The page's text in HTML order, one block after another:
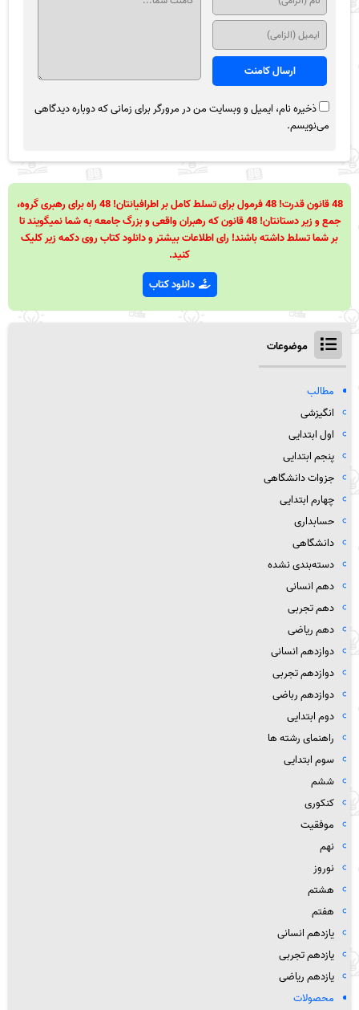
ذخیره نام، ایمیل و وبسایت من در مرورگر برای زمانی که دوباره دیدگاهی
می‌نویسم.
48 قانون قدرت! 48 فرمول برای تسلط کامل بر اطرافیانتان! 48 راه برای رهبری گروه،
جمع و زیر دستانتان! 48 قانون که رهبران واقعی و بزرگ جامعه به شما نمیگویند تا
بر شما تسلط داشته باشند! رای اطلاعات بیشتر و دانلود کتاب روی دکمه زیر کلیک
کنید.
دانلود کتاب
موضوعات
مطالب
انگیزشی
اول ابتدایی
پنجم ابتدایی
جزوات دانشگاهی
چهارم ابتدایی
حسابداری
دانشگاهی
دسته‌بندی نشده
دهم انسانی
دهم تجربی
دهم ریاضی
دوازدهم انسانی
دوازدهم تجربی
دوازدهم رباضی
دوم ابتدایی
راهنمای رشته ها
سوم ابتدایی
ششم
کنکوری
موفقیت
نهم
نوروز
هشتم
هفتم
یازدهم انسانی
یازدهم تجربی
یازدهم ریاضی
محصولات